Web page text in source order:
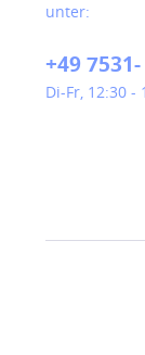
unter:
+49
Di-Fr, 12:30 -